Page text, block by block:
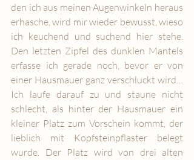
den ich aus meinen Augenwinkeln heraus
erhasche, wird mir wieder bewusst, wieso
ich keuchend und suchend hier stehe.
Den letzten Zipfel des dunklen Mantels
erfasse ich gerade noch, bevor er von
einer Hausmauer ganz verschluckt wird…
Ich laufe darauf zu und staune nicht
schlecht, als hinter der Hausmauer ein
kleiner Platz zum Vorschein kommt, der
lieblich mit Kopfsteinpflaster belegt
wurde. Der Platz wird von drei alten